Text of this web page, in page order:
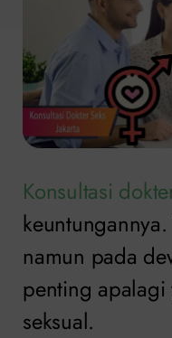
Konsultasi
namun pada
penting apalagi
seksual.